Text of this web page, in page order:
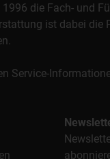
die Fach- und
ist dabei die
Service-